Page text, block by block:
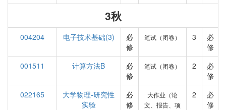
3秋
004204 电子技术基础(3)
必
修
笔试（闭卷） 3
必
修
001511
计算方法B
必
修
笔试（闭卷） 2
必
修
022165
大学物理-研究性
实验
必
修
大作业（论
文、报告、项
2
必
修